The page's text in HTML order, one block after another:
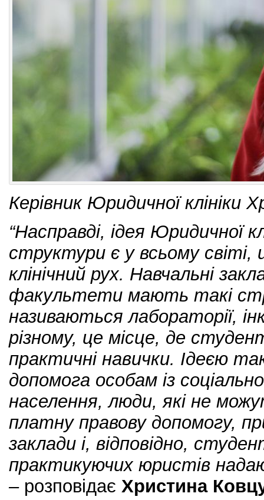
Керівник Юридичної клініки
“Насправді, ідея Юридичної
структури є у всьому
клінічний рух. Навчальні
факультети мають такі
називаються лабораторії,
різному, це місце, де
практичні навички. Ідеєю
допомога особам із
населення, люди, які не
платну правову допомогу,
заклади і, відповідно,
практикуючих юристів
– розповідає Христина